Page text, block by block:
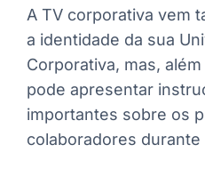
A TV corporativa vem
a identidade da sua
Corporativa, mas,
pode apresentar
importantes sobre os
colaboradores